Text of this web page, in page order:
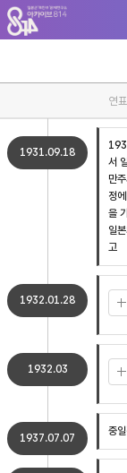
주
메
뉴
가
본
문
바
기
하
단
바
기
1931.09.18
서
만
정
을
일
고
1932.01.28
1932.03
1937.07.07
중